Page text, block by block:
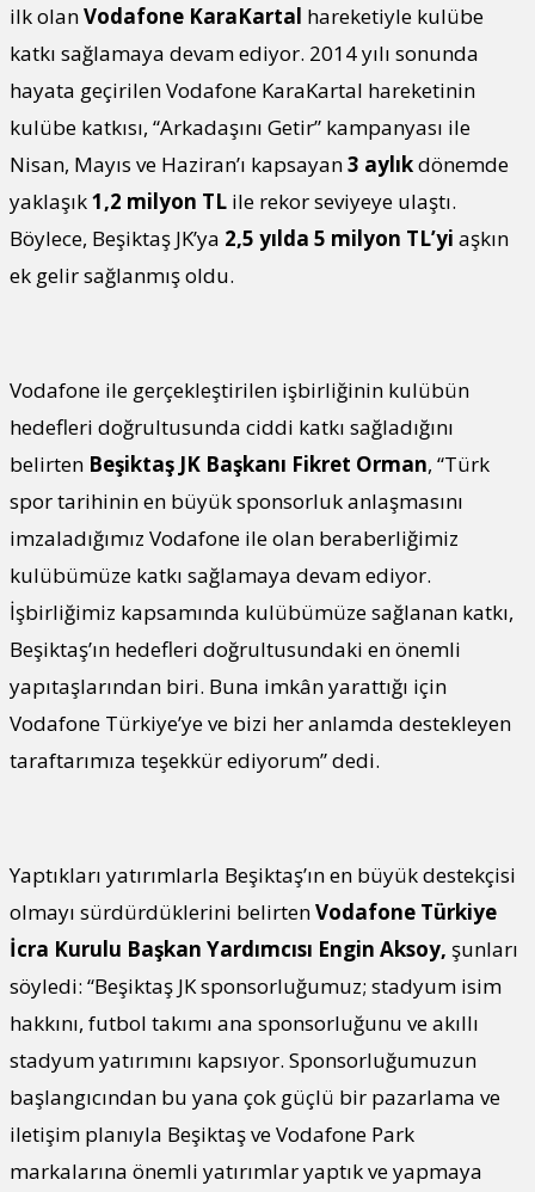
ilk olanVodafone KaraKartal hareketiyle kulübe
katkı sağlamaya devam ediyor. 2014 yılı sonunda
hayata geçirilen Vodafone KaraKartal hareketinin
kulübe katkısı, “Arkadaşını Getir” kampanyası ile
Nisan, Mayıs ve Haziran’ı kapsayan3 aylıkdönemde
yaklaşık1,2 milyon TL ile rekor seviyeye ulaştı.
Böylece, Beşiktaş JK’ya 2,5 yılda 5 milyon TL’yi aşkın
ek gelir sağlanmış oldu.
Vodafone ile gerçekleştirilen işbirliğinin kulübün
hedefleri doğrultusunda ciddi katkı sağladığını
belirten Beşiktaş JK Başkanı Fikret Orman, “Türk
spor tarihinin en büyük sponsorluk anlaşmasını
imzaladığımız Vodafone ile olan beraberliğimiz
kulübümüze katkı sağlamaya devam ediyor.
İşbirliğimiz kapsamında kulübümüze sağlanan katkı,
Beşiktaş’ın hedefleri doğrultusundaki en önemli
yapıtaşlarından biri. Buna imkân yarattığı için
Vodafone Türkiye’ye ve bizi her anlamda destekleyen
taraftarımıza teşekkür ediyorum” dedi.
Yaptıkları yatırımlarla Beşiktaş’ın en büyük destekçisi
olmayı sürdürdüklerini belirtenVodafone Türkiye
İcra Kurulu Başkan Yardımcısı Engin Aksoy, şunları
söyledi: “Beşiktaş JK sponsorluğumuz; stadyum isim
hakkını, futbol takımı ana sponsorluğunu ve akıllı
stadyum yatırımını kapsıyor. Sponsorluğumuzun
başlangıcından bu yana çok güçlü bir pazarlama ve
iletişim planıyla Beşiktaş ve Vodafone Park
markalarına önemli yatırımlar yaptık ve yapmaya